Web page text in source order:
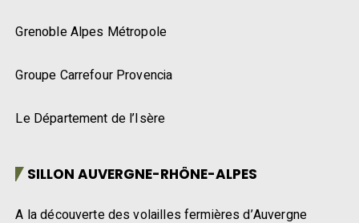
Grenoble Alpes Métropole
Groupe Carrefour Provencia
Le Département de l’Isère
SILLON AUVERGNE-RHÔNE-ALPES
A la découverte des volailles fermières d’Auvergne